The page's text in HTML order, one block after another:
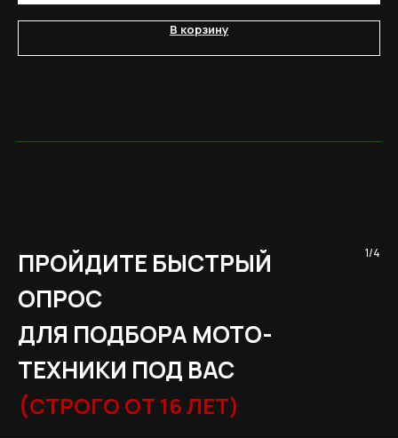
В корзину
ПРОЙДИТЕ БЫСТРЫЙ
ОПРОС
ДЛЯ ПОДБОРА МОТО-
ТЕХНИКИ ПОД ВАС
(СТРОГО ОТ 16 ЛЕТ)
1/4